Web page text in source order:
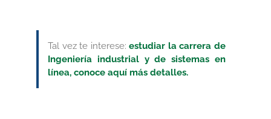
Tal vez te interese:estudiar la carrera de
Ingeniería industrial y de sistemas en
línea, conoce aquí más detalles.